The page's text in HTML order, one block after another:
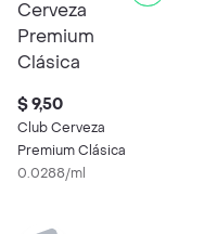
$ 9,50
Club Cerveza
Premium Clásica
0.0288/ml